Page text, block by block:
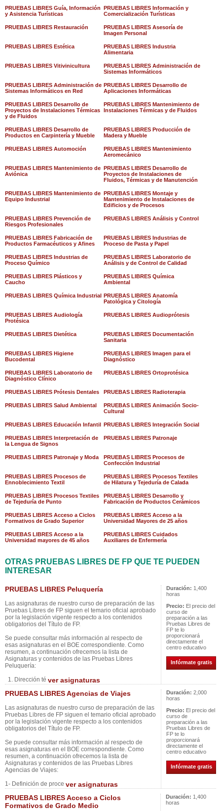
PRUEBAS LIBRES Guía, Información
y Asistencia Turísticas
PRUEBAS LIBRES Información y
Comercialización Turísticas
PRUEBAS LIBRES Restauración
PRUEBAS LIBRES Asesoría de
Imagen Personal
PRUEBAS LIBRES Estética
PRUEBAS LIBRES Industria
Alimentaria
PRUEBAS LIBRES Vitivinicultura
PRUEBAS LIBRES Administración de
Sistemas Informáticos
PRUEBAS LIBRES Administración de
Sistemas Informáticos en Red
PRUEBAS LIBRES Desarrollo de
Aplicaciones Informáticas
PRUEBAS LIBRES Desarrollo de
Proyectos de Instalaciones Térmicas
y de Fluidos
PRUEBAS LIBRES Mantenimiento de
Instalaciones Térmicas y de Fluidos
PRUEBAS LIBRES Desarrollo de
Productos en Carpintería y Mueble
PRUEBAS LIBRES Producción de
Madera y Mueble
PRUEBAS LIBRES Automoción
PRUEBAS LIBRES Mantenimiento
Aeromecánico
PRUEBAS LIBRES Mantenimiento de
Aviónica
PRUEBAS LIBRES Desarrollo de
Proyectos de Instalaciones de
Fluidos, Térmicas y de Manutención
PRUEBAS LIBRES Mantenimiento de
Equipo Industrial
PRUEBAS LIBRES Montaje y
Mantenimiento de Instalaciones de
Edificios y de Procesos
PRUEBAS LIBRES Prevención de
Riesgos Profesionales
PRUEBAS LIBRES Análisis y Control
PRUEBAS LIBRES Fabricación de
Productos Farmacéuticos y Afines
PRUEBAS LIBRES Industrias de
Proceso de Pasta y Papel
PRUEBAS LIBRES Industrias de
Proceso Químico
PRUEBAS LIBRES Laboratorio de
Análisis y de Control de Calidad
PRUEBAS LIBRES Plásticos y
Caucho
PRUEBAS LIBRES Química
Ambiental
PRUEBAS LIBRES Química Industrial PRUEBAS LIBRES Anatomía
Patológica y Citología
PRUEBAS LIBRES Audiología
Protésica
PRUEBAS LIBRES Audioprótesis
PRUEBAS LIBRES Dietética
PRUEBAS LIBRES Documentación
Sanitaria
PRUEBAS LIBRES Higiene
Bucodental
PRUEBAS LIBRES Imagen para el
Diagnóstico
PRUEBAS LIBRES Laboratorio de
Diagnóstico Clínico
PRUEBAS LIBRES Ortoprotésica
PRUEBAS LIBRES Prótesis Dentales PRUEBAS LIBRES Radioterapia
PRUEBAS LIBRES Salud Ambiental
PRUEBAS LIBRES Animación Socio-
Cultural
PRUEBAS LIBRES Educación Infantil PRUEBAS LIBRES Integración Social
PRUEBAS LIBRES Interpretación de
la Lengua de Signos
PRUEBAS LIBRES Patronaje
PRUEBAS LIBRES Patronaje y Moda
PRUEBAS LIBRES Procesos de
Confección Industrial
PRUEBAS LIBRES Procesos de
Ennoblecimiento Textil
PRUEBAS LIBRES Procesos Textiles
de Hilatura y Tejeduría de Calada
PRUEBAS LIBRES Procesos Textiles
de Tejeduría de Punto
PRUEBAS LIBRES Desarrollo y
Fabricación de Productos Cerámicos
PRUEBAS LIBRES Acceso a Ciclos
Formativos de Grado Superior
PRUEBAS LIBRES Acceso a la
Universidad Mayores de 25 años
PRUEBAS LIBRES Acceso a la
Universidad mayores de 45 años
PRUEBAS LIBRES Cuidados
Auxiliares de Enfermería
OTRAS PRUEBAS LIBRES DE FP QUE TE PUEDEN
INTERESAR
PRUEBAS LIBRES Peluquería
Las asignaturas de nuestro curso de preparación de las
Pruebas Libres de FP siguen el temario oficial aprobado
por la legislación vigente respecto a los contenidos
obligatorios del Título de FP.
Se puede consultar más información al respecto de
esas asignaturas en el BOE correspondiente. Como
resumen, a continuación ofrecemos la lista de
Asignaturas y contenidos de las Pruebas Libres
Peluquería:
1. Dirección té ver asignaturas
Duración: 1,400
horas
Precio: El precio del
curso de
preparación a las
Pruebas Libres de
FP te lo
proporcionará
directamente el
centro educativo
Infórmate gratis
PRUEBAS LIBRES Agencias de Viajes
Las asignaturas de nuestro curso de preparación de las
Pruebas Libres de FP siguen el temario oficial aprobado
por la legislación vigente respecto a los contenidos
obligatorios del Título de FP.
Se puede consultar más información al respecto de
esas asignaturas en el BOE correspondiente. Como
resumen, a continuación ofrecemos la lista de
Asignaturas y contenidos de las Pruebas Libres
Agencias de Viajes:
1- Definición de proce ver asignaturas
Duración: 2,000
horas
Precio: El precio del
curso de
preparación a las
Pruebas Libres de
FP te lo
proporcionará
directamente el
centro educativo
Infórmate gratis
PRUEBAS LIBRES Acceso a Ciclos
Formativos de Grado Medio
Duración: 1,400
horas